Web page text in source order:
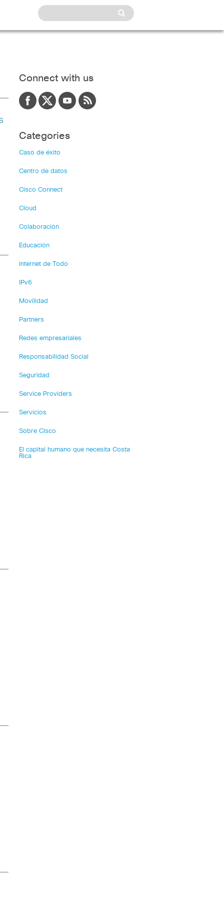
Connect with us
Categories
Caso de éxito
Centro de datos
Cisco Connect
Cloud
Colaboración
Educación
Internet de Todo
IPv6
Movilidad
Partners
Redes empresariales
Responsabilidad Social
Seguridad
Service Providers
Servicios
Sobre Cisco
El capital humano que necesita Costa
Rica